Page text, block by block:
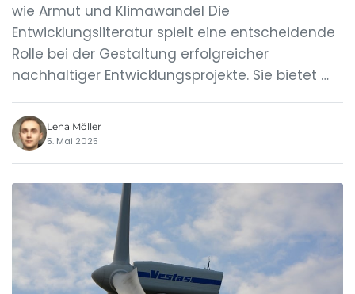
wie Armut und Klimawandel Die
Entwicklungsliteratur spielt eine entscheidende
Rolle bei der Gestaltung erfolgreicher
nachhaltiger Entwicklungsprojekte. Sie bietet …
Lena Möller
5. Mai 2025